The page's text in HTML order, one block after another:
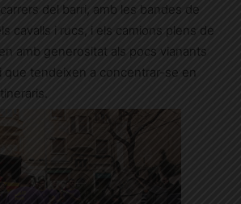
del barri, amb les bandes de
cavalls i rucs, i els camions plens de
amb generositat als pocs vianants
que tendeixen a concentrar-se en